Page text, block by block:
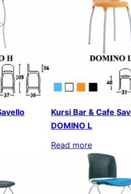
Kursi Bar & Cafe
DOMINO L
Read more